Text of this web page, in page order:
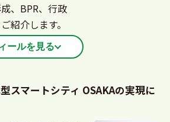
、BPR、行政
紹介します。
ールを見る
を中心とした情報システム全体
年は自治体DX推進の責任者とし
スマートシティ OSAKAの実現に